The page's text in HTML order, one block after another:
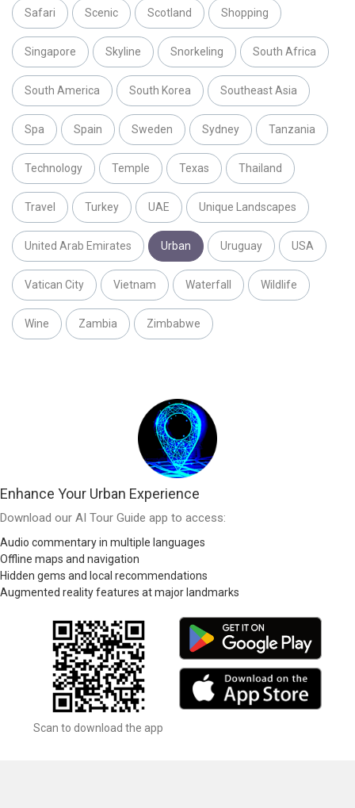
Safari Scenic Scotland Shopping
Singapore Skyline Snorkeling South Africa
South America South Korea Southeast Asia
Spa Spain Sweden Sydney Tanzania
Technology Temple Texas Thailand
Travel Turkey UAE Unique Landscapes
United Arab Emirates Urban Uruguay USA
Vatican City Vietnam Waterfall Wildlife
Wine Zambia Zimbabwe
Enhance Your Urban Experience
Download our AI Tour Guide app to access:
Audio commentary in multiple languages
Offline maps and navigation
Hidden gems and local recommendations
Augmented reality features at major landmarks
Scan to download the app